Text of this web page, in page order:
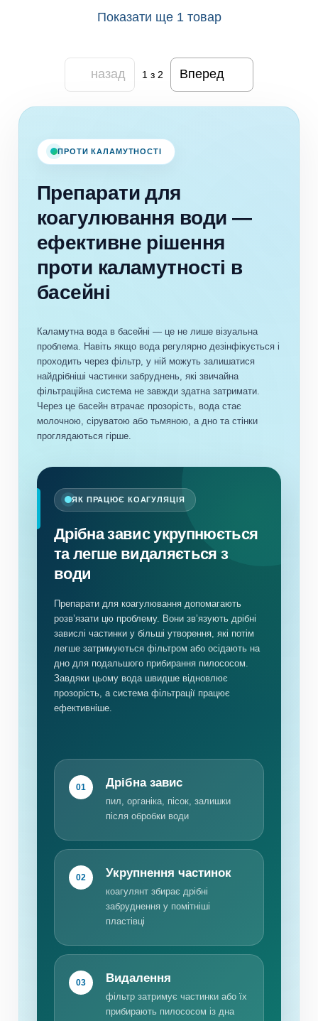
Показати ще 1 товар
назад 1 з 2 Вперед
ПРОТИ КАЛАМУТНОСТІ
Препарати для
коагулювання води —
ефективне рішення
проти каламутності в
басейні
Каламутна вода в басейні — це не лише візуальна
проблема. Навіть якщо вода регулярно дезінфікується і
проходить через фільтр, у ній можуть залишатися
найдрібніші частинки забруднень, які звичайна
фільтраційна система не завжди здатна затримати.
Через це басейн втрачає прозорість, вода стає
молочною, сіруватою або тьмяною, а дно та стінки
проглядаються гірше.
ЯК ПРАЦЮЄ КОАГУЛЯЦІЯ
Дрібна завис укрупнюється
та легше видаляється з
води
Препарати для коагулювання допомагають
розв’язати цю проблему. Вони зв’язують дрібні
завислі частинки у більші утворення, які потім
легше затримуються фільтром або осідають на
дно для подальшого прибирання пилососом.
Завдяки цьому вода швидше відновлює
прозорість, а система фільтрації працює
ефективніше.
01 Дрібна завис
пил, органіка, пісок, залишки
після обробки води
02 Укрупнення частинок
коагулянт збирає дрібні
забруднення у помітніші
пластівці
03 Видалення
фільтр затримує частинки або їх
прибирають пилососом із дна